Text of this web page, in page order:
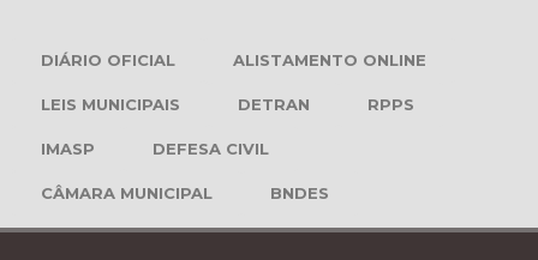
DIÁRIO OFICIAL ALISTAMENTO ONLINE
LEIS MUNICIPAIS DETRAN RPPS
IMASP DEFESA CIVIL
CÂMARA MUNICIPAL BNDES